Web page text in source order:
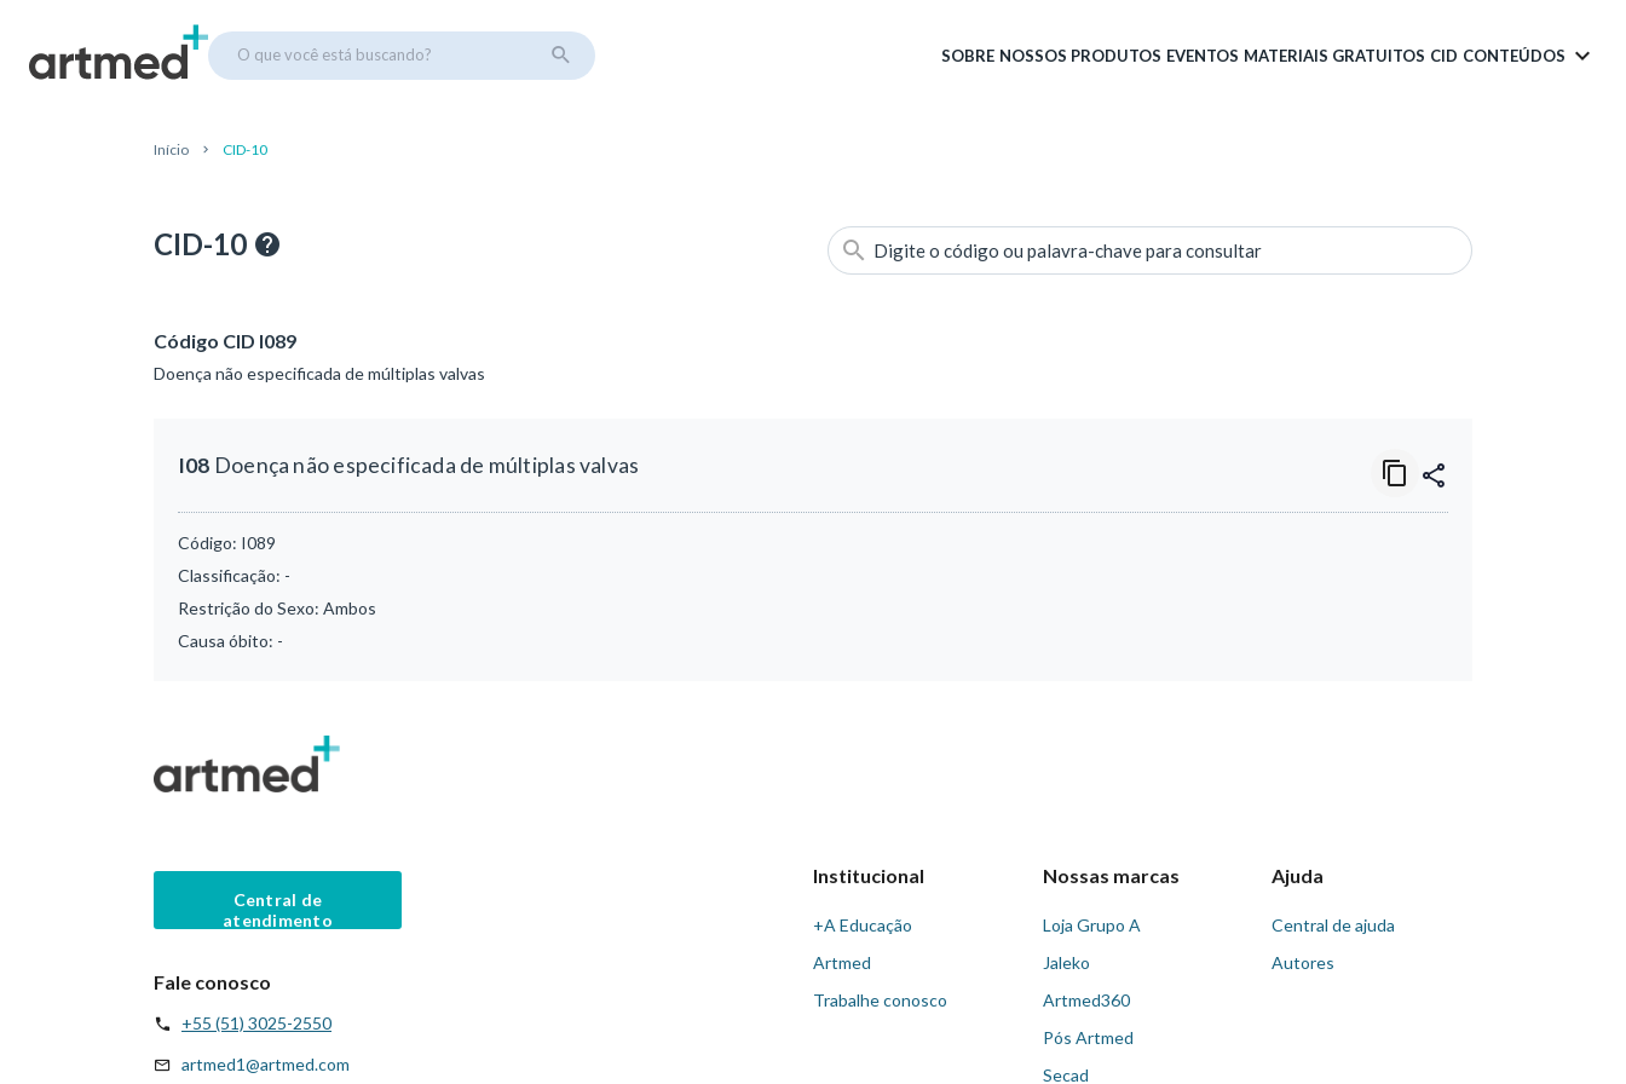
O que você está buscando? SOBRE NOSSOS PRODUTOS EVENTOS MATERIAIS GRATUITOS CID CONTEÚDOS
Início CID-10
CID-10 Digite o código ou palavra-chave para consultar
Código CID I089
Doença não especificada de múltiplas valvas
I08 Doença não especificada de múltiplas valvas
Código: I089
Classificação: -
Restrição do Sexo: Ambos
Causa óbito: -
Central de
atendimento
Fale conosco
+55 (51) 3025-2550
artmed1@artmed.com
Institucional
+A Educação
Artmed
Trabalhe conosco
Nossas marcas
Loja Grupo A
Jaleko
Artmed360
Pós Artmed
Secad
Ajuda
Central de ajuda
Autores